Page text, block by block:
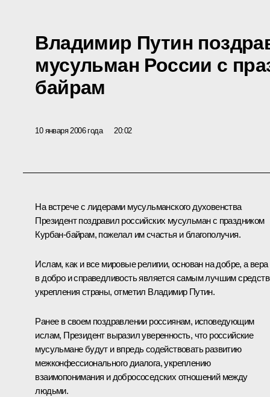
Владимир Путин
мусульман России с
байрам
10 января 2006 года 20:02
На встрече с лидерами мусульманского духовенства
Президент поздравил российских мусульман с праздником
Курбан-байрам, пожелал им счастья и благополучия.
Ислам, как и все мировые религии, основан на добре, а вера
в добро и справедливость является самым лучшим
укрепления страны, отметил Владимир Путин.
Ранее в своем поздравлении россиянам, исповедующим
ислам, Президент выразил уверенность, что российские
мусульмане будут и впредь содействовать развитию
межконфессионального диалога, укреплению
взаимопонимания и добрососедских отношений между
людьми.